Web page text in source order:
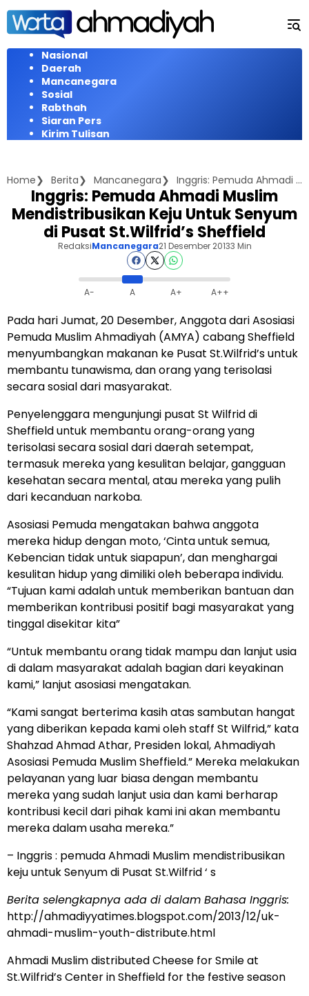
Langsung
konten
Nasional
Daerah
Mancanegara
Sosial
Rabthah
Siaran Pers
Kirim Tulisan
Home Berita Mancanegara Inggris: Pemuda Ahmadi Muslim Mendistribusikan Keju Untuk Senyum di Pusat St.Wilfrid's Sheffield
Inggris: Pemuda Ahmadi Muslim
Mendistribusikan Keju Untuk Senyum
di Pusat St.Wilfrid’s Sheffield
RedaksiMancanegara21 Desember 20133 Min
A- A A+ A++
Pada hari Jumat, 20 Desember, Anggota dari Asosiasi
Pemuda Muslim Ahmadiyah (AMYA) cabang Sheffield
menyumbangkan makanan ke Pusat St.Wilfrid’s untuk
membantu tunawisma, dan orang yang terisolasi
secara sosial dari masyarakat.
Penyelenggara mengunjungi pusat St Wilfrid di
Sheffield untuk membantu orang-orang yang
terisolasi secara sosial dari daerah setempat,
termasuk mereka yang kesulitan belajar, gangguan
kesehatan secara mental, atau mereka yang pulih
dari kecanduan narkoba.
Asosiasi Pemuda mengatakan bahwa anggota
mereka hidup dengan moto, ‘Cinta untuk semua,
Kebencian tidak untuk siapapun’, dan menghargai
kesulitan hidup yang dimiliki oleh beberapa individu.
“Tujuan kami adalah untuk memberikan bantuan dan
memberikan kontribusi positif bagi masyarakat yang
tinggal disekitar kita”
“Untuk membantu orang tidak mampu dan lanjut usia
di dalam masyarakat adalah bagian dari keyakinan
kami,” lanjut asosiasi mengatakan.
“Kami sangat berterima kasih atas sambutan hangat
yang diberikan kepada kami oleh staff St Wilfrid,” kata
Shahzad Ahmad Athar, Presiden lokal, Ahmadiyah
Asosiasi Pemuda Muslim Sheffield.” Mereka melakukan
pelayanan yang luar biasa dengan membantu
mereka yang sudah lanjut usia dan kami berharap
kontribusi kecil dari pihak kami ini akan membantu
mereka dalam usaha mereka.”
– Inggris : pemuda Ahmadi Muslim mendistribusikan
keju untuk Senyum di Pusat St.Wilfrid ‘ s
Berita selengkapnya ada di dalam Bahasa Inggris:
http://ahmadiyyatimes.blogspot.com/2013/12/uk-
ahmadi-muslim-youth-distribute.html
Ahmadi Muslim distributed Cheese for Smile at
St.Wilfrid’s Center in Sheffield for the festive season